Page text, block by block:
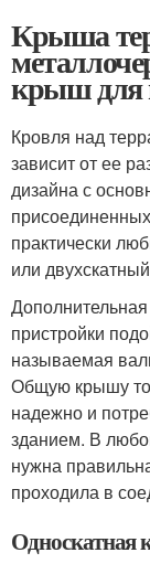
Крыша
крыш для
Кровля над
зависит от ее
дизайна с
практически
или
пристройки
называемая
Общую крышу
надежно и
зданием. В
нужна
проходила в